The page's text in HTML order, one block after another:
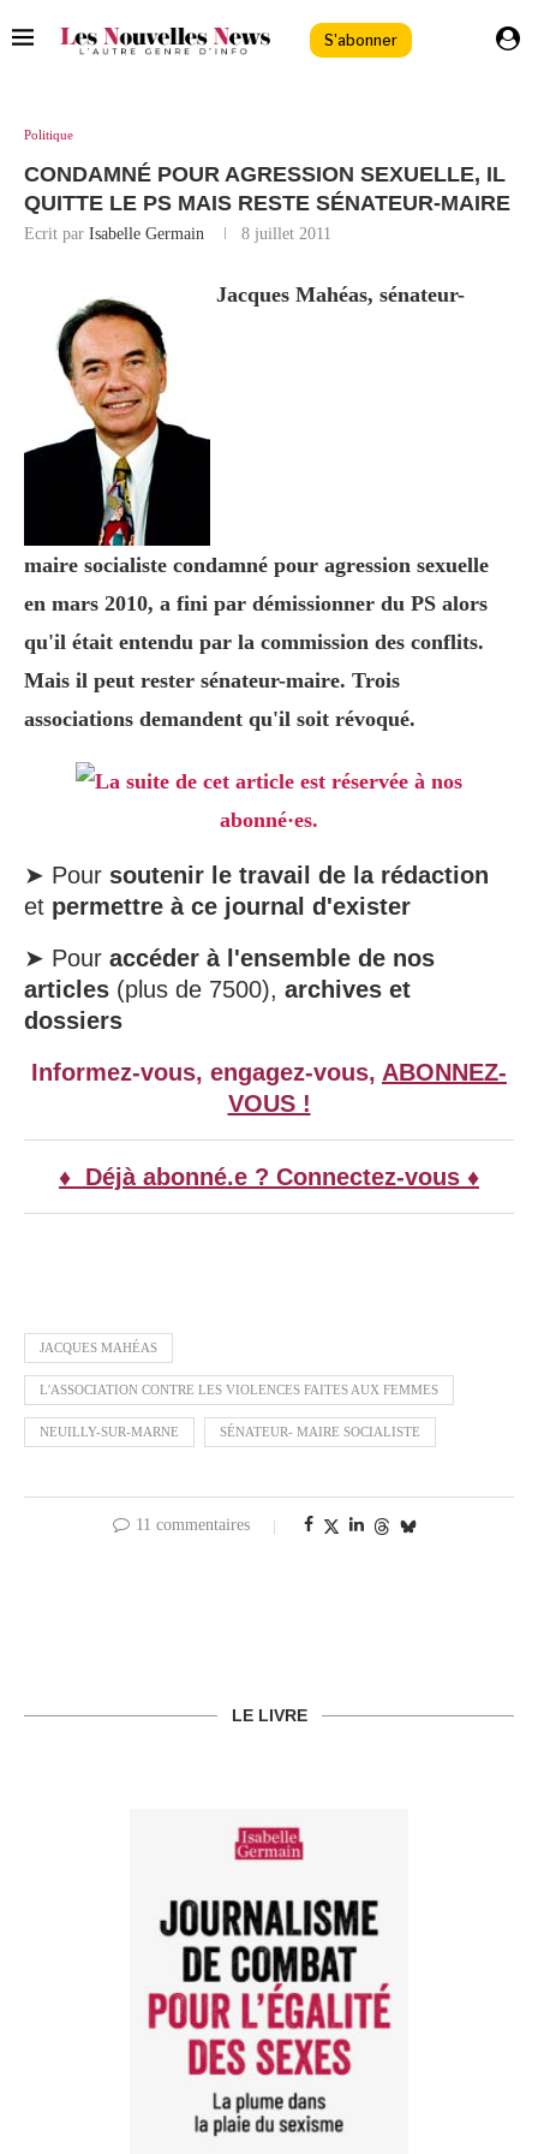
S'abonner
Politique
CONDAMNÉ POUR AGRESSION SEXUELLE, IL
QUITTE LE PS MAIS RESTE SÉNATEUR-MAIRE
Ecrit par Isabelle Germain 8 juillet 2011
Jacques Mahéas, sénateur-
maire socialiste condamné pour agression sexuelle
en mars 2010, a fini par démissionner du PS alors
qu'il était entendu par la commission des conflits.
Mais il peut rester sénateur-maire. Trois
associations demandent qu'il soit révoqué.
La suite de cet article est réservée à nos
abonné·es.
➤ Pour soutenir le travail de la rédaction
et permettre à ce journal d'exister
➤ Pour accéder à l'ensemble de nos
articles (plus de 7500), archives et
dossiers
Informez-vous, engagez-vous, ABONNEZ-
VOUS !
♦ Déjà abonné.e ? Connectez-vous ♦
JACQUES MAHÉAS
L'ASSOCIATION CONTRE LES VIOLENCES FAITES AUX FEMMES
NEUILLY-SUR-MARNE SÉNATEUR- MAIRE SOCIALISTE
11 commentaires
LE LIVRE